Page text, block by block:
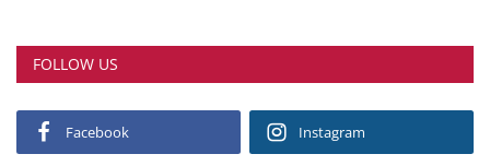
FOLLOW US
Facebook Instagram